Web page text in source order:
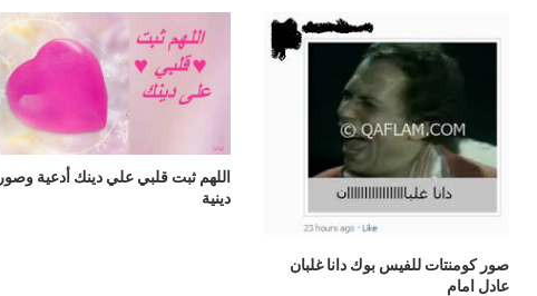
صور كومنتات للفيس بوك دانا غلبان
عادل امام
اللهم ثبت قلبي علي دينك أدعية وصور
دينية